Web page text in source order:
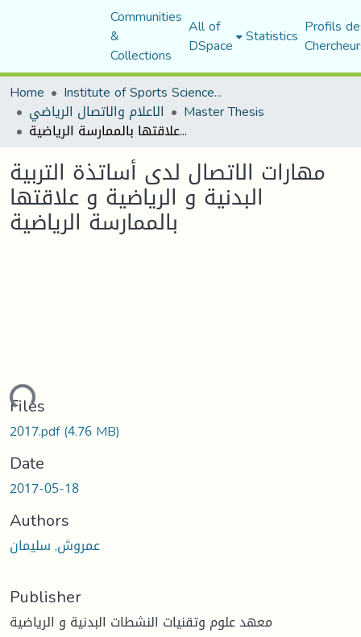
Communities
&
Collections
All of
DSpace Statistics Profils
Home
Institute of Sports Sciences and Techniques
الاعلام والاتصال الرياضي Master Thesis
مهارات الاتصال لدى أساتذة التربية البدنية و الرياضية و علاقتها بالممارسة الرياضية
مهارات الاتصال لدى أساتذة التربية
البدنية و الرياضية و علاقتها
بالممارسة الرياضية
Files
2017.pdf(4.76 MB)
Date
2017-05-18
Authors
عمروش, سليمان
Publisher
معهد علوم وتقنيات النشطات البدنية و الرياضية